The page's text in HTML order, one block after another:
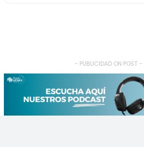
- PUBLICIDAD ON POST -